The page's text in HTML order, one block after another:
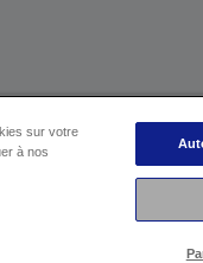
sur votre
à nos